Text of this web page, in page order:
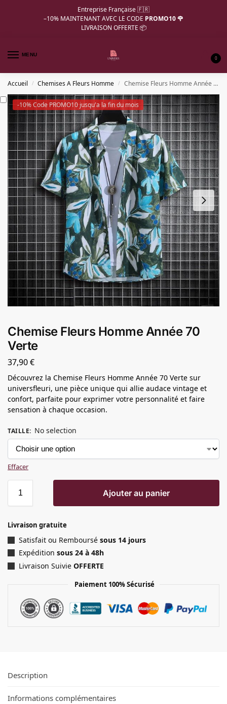
Entreprise Française 🇫🇷
–10% MAINTENANT AVEC LE CODE PROMO10 🌹
LIVRAISON OFFERTE 📦
MENU
0
Accueil / Chemises A Fleurs Homme / Chemise Fleurs Homme Année 70 Verte
-10% Code PROMO10 jusqu'a la fin du mois
Chemise Fleurs Homme Année 70
Verte
37,90€
Découvrez la Chemise Fleurs Homme Année 70 Verte sur
universfleuri, une pièce unique qui allie audace vintage et
confort, parfaite pour exprimer votre personnalité et faire
sensation à chaque occasion.
TAILLE: No selection
Effacer
Ajouter au panier
Livraison gratuite
Satisfait ou Remboursé sous 14 jours
Expédition sous 24 à 48h
Livraison Suivie OFFERTE
Paiement 100% Sécurisé
Description
Informations complémentaires